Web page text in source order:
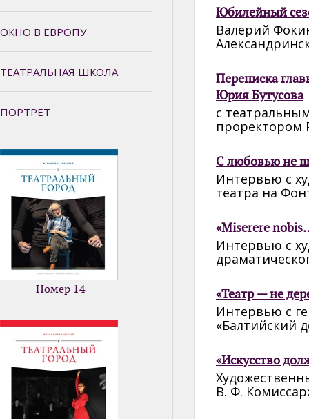
ОКНО В ЕВРОПУ
ТЕАТРАЛЬНАЯ ШКОЛА
ПОРТРЕТ
Номер 14
Юбилейный
Валерий
Переписка
Юрия Бутусова
с
проректором
С любовью не
Интервью с
театра на
«Miserere
Интервью с
«Театр — не
Интервью с
«Балтийский
«Искусство
В. Ф.